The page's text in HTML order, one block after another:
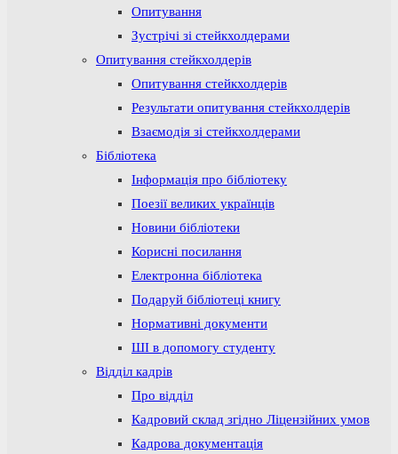
Опитування
Зустрічі зі стейкхолдерами
Опитування стейкхолдерів
Опитування стейкхолдерів
Результати опитування стейкхолдерів
Взаємодія зі стейкхолдерами
Бібліотека
Інформація про бібліотеку
Поезії великих українців
Новини бібліотеки
Корисні посилання
Електронна бібліотека
Подаруй бібліотеці книгу
Нормативні документи
ШІ в допомогу студенту
Відділ кадрів
Про відділ
Кадровий склад згідно Ліцензійних умов
Кадрова документація